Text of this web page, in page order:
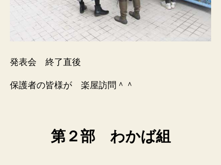
発表会 終了直後
保護者の皆様が 楽屋訪問＾＾
第２部 わかば組